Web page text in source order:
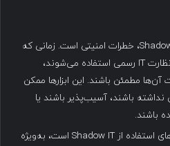
یکی از بزرگ‌ترین معایب Shadow IT، خطرات امنیتی است. زمانی که
ابزارها و نرم‌افزارهای خارج از نظارت IT رسمی استفاده می‌شوند،
آن‌ها مطمئن باشند. این ابزارها ممکن
باشند، آسیب‌پذیر باشند یا
باشند.
یکی از پیامدهای استفاده از Shadow IT است، به‌ویژه